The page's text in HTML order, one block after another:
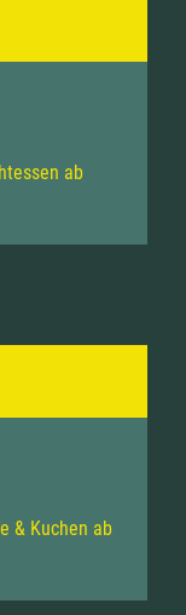
ab
& Kuchen ab